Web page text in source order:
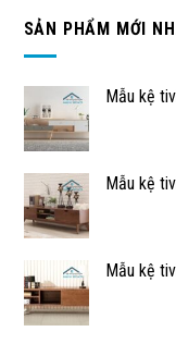
SẢN PHẨM MỚI
Mẫu kệ
Mẫu kệ
Mẫu kệ